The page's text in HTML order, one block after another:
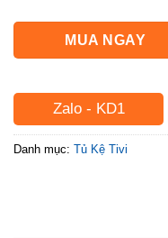
MUA NGAY
Zalo - KD1
Danh mục: Tủ Kệ Tivi